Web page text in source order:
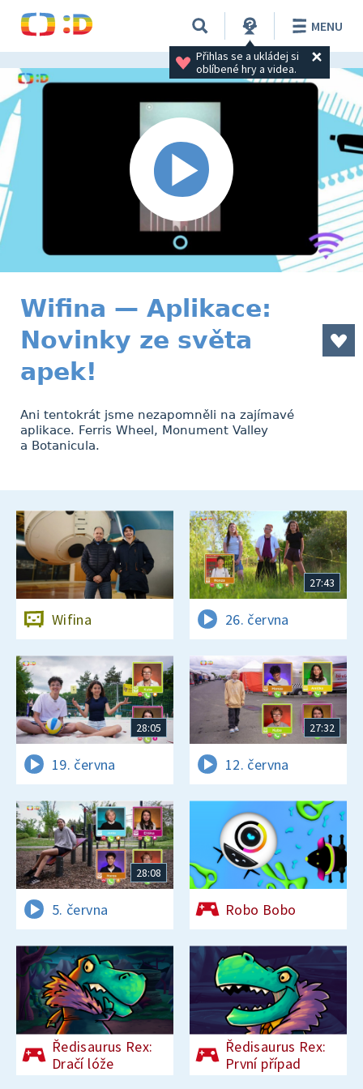
Přihlas se a ukládej si
oblíbené hry a videa.
MENU
Wifina — Aplikace:
Novinky ze světa
apek!
Ani tentokrát jsme nezapomněli na zajímavé
aplikace. Ferris Wheel, Monument Valley
a Botanicula.
Wifina
27:43
26. června
28:05
19. června
27:32
12. června
28:08
5. června Robo Bobo
Ředisaurus Rex:
Dračí lóže
Ředisaurus Rex:
První případ